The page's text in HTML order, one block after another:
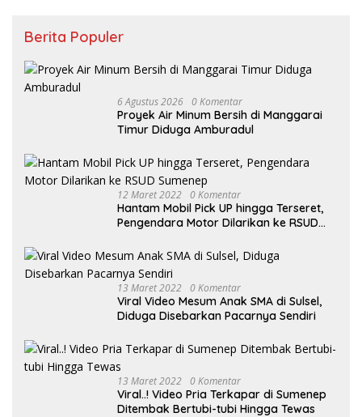
Berita Populer
6 Agustus 2026 0 Komentar
Proyek Air Minum Bersih di Manggarai
Timur Diduga Amburadul
12 Maret 2022 0 Komentar
Hantam Mobil Pick UP hingga Terseret,
Pengendara Motor Dilarikan ke RSUD
13 Maret 2022 0 Komentar
Viral Video Mesum Anak SMA di Sulsel,
Diduga Disebarkan Pacarnya Sendiri
13 Maret 2022 0 Komentar
Viral..! Video Pria Terkapar di Sumenep
Ditembak Bertubi-tubi Hingga Tewas